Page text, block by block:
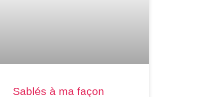
Sablés à ma façon